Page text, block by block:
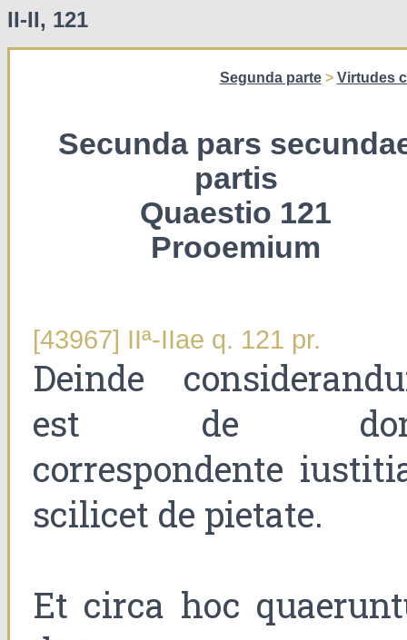
II-II, 121
Segunda parte> Virtudes
Secunda pars
partis
Quaestio 121
Prooemium
[43967] IIª-IIae q. 121 pr.
Deinde
est de
correspondente
scilicet de pietate.
Et circa hoc